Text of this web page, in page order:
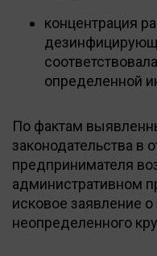
концентрация
определенной
По фактам
законодательства в
предпринимателя
административном
исковое заявление
неопределенного